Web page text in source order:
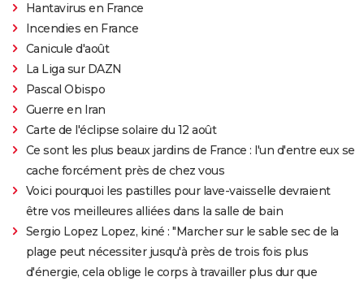
Hantavirus en France
Incendies en France
Canicule d'août
La Liga sur DAZN
Pascal Obispo
Guerre en Iran
Carte de l'éclipse solaire du 12 août
Ce sont les plus beaux jardins de France : l'un d'entre eux se
cache forcément près de chez vous
Voici pourquoi les pastilles pour lave-vaisselle devraient
être vos meilleures alliées dans la salle de bain
Sergio Lopez Lopez, kiné : "Marcher sur le sable sec de la
plage peut nécessiter jusqu'à près de trois fois plus
d'énergie, cela oblige le corps à travailler plus dur que